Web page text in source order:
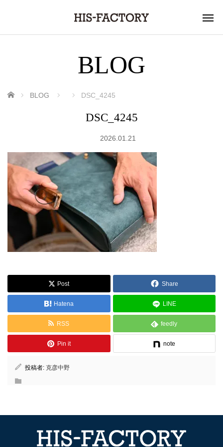
BLOG
ホーム BLOG DSC_4245
DSC_4245
2026.01.21
Post Share
Hatena LINE
RSS feedly
Pin it note
投稿者: 克彦中野